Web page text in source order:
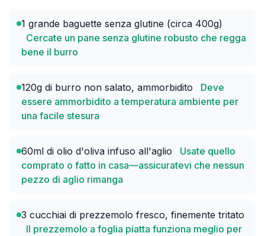
1 grande baguette senza glutine (circa 400g)
Cercate un pane senza glutine robusto che regga
bene il burro
120g di burro non salato, ammorbidito
Deve
essere ammorbidito a temperatura ambiente per
una facile stesura
60ml di olio d'oliva infuso all'aglio
Usate quello
comprato o fatto in casa—assicuratevi che nessun
pezzo di aglio rimanga
3 cucchiai di prezzemolo fresco, finemente tritato
Il prezzemolo a foglia piatta funziona meglio per